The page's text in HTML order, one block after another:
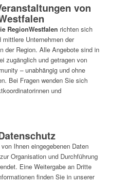
von
RegionWestfalen richten sich
Unternehmen der
der Region. Alle Angebote sind in
zugänglich und getragen von
– unabhängig und ohne
Bei Fragen wenden Sie sich
und
Ihnen eingegebenen Daten
Organisation und Durchführung
Eine Weitergabe an Dritte
finden Sie in unserer